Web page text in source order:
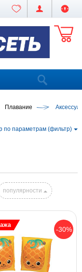
Плавание
по параметрам (фильтр)
популярности
-30%